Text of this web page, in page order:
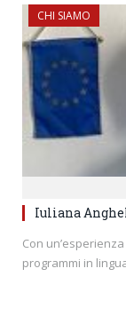
CHI SIAMO
Iuliana
Con
programmi in